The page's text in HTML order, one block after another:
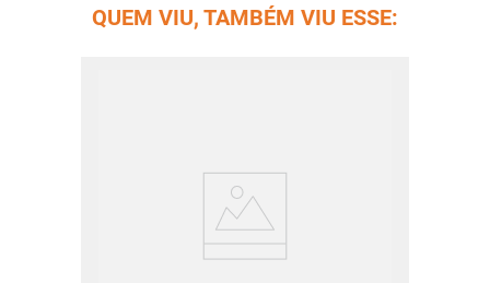
QUEM VIU, TAMBÉM VIU ESSE: